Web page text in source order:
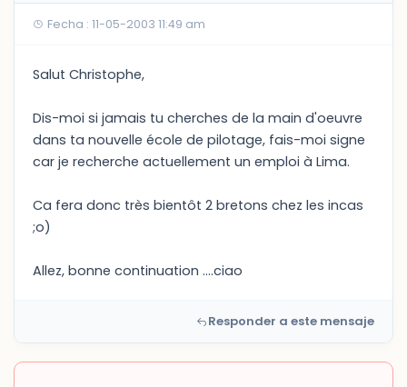
Fecha : 11-05-2003 11:49 am
Salut Christophe,
Dis-moi si jamais tu cherches de la main d'oeuvre
dans ta nouvelle école de pilotage, fais-moi signe
car je recherche actuellement un emploi à Lima.
Ca fera donc très bientôt 2 bretons chez les incas
;o)
Allez, bonne continuation ....ciao
Responder a este mensaje